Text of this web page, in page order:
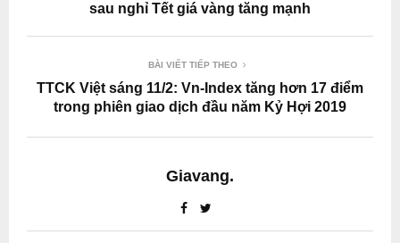
sau nghỉ Tết giá vàng tăng mạnh
BÀI VIẾT TIẾP THEO
TTCK Việt sáng 11/2: Vn-Index tăng hơn 17 điểm
trong phiên giao dịch đầu năm Kỷ Hợi 2019
Giavang.